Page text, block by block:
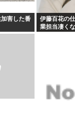
ーン編リアルタイ
加害した番
伊藤百花の
業担当凄く